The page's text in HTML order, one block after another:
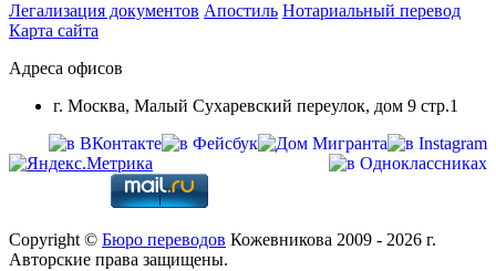
Легализация документов Апостиль Нотариальный перевод
Карта сайта
Адреса офисов
г. Москва, Малый Сухаревский переулок, дом 9 стр.1
Copyright © Бюро переводов Кожевникова 2009 - 2026 г.
Авторские права защищены.